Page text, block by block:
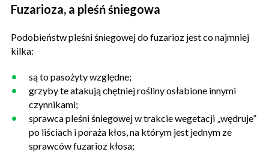
Fuzarioza, a pleśń śniegowa
Podobieństw pleśni śniegowej do fuzarioz jest co najmniej
kilka:
są to pasożyty względne;
grzyby te atakują chętniej rośliny osłabione innymi
czynnikami;
sprawca pleśni śniegowej w trakcie wegetacji „wędruje”
po liściach i poraża kłos, na którym jest jednym ze
sprawców fuzarioz kłosa;